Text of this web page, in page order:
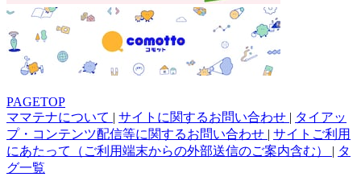
PAGETOP
ママテナについて | サイトに関するお問い合わせ | タイアッ
プ・コンテンツ配信等に関するお問い合わせ | サイトご利用
にあたって（ご利用端末からの外部送信のご案内含む） | タ
グ一覧